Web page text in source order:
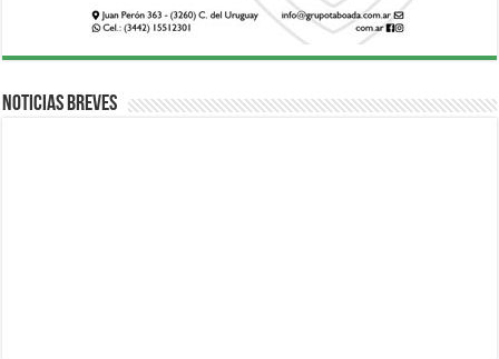
Noticias breves